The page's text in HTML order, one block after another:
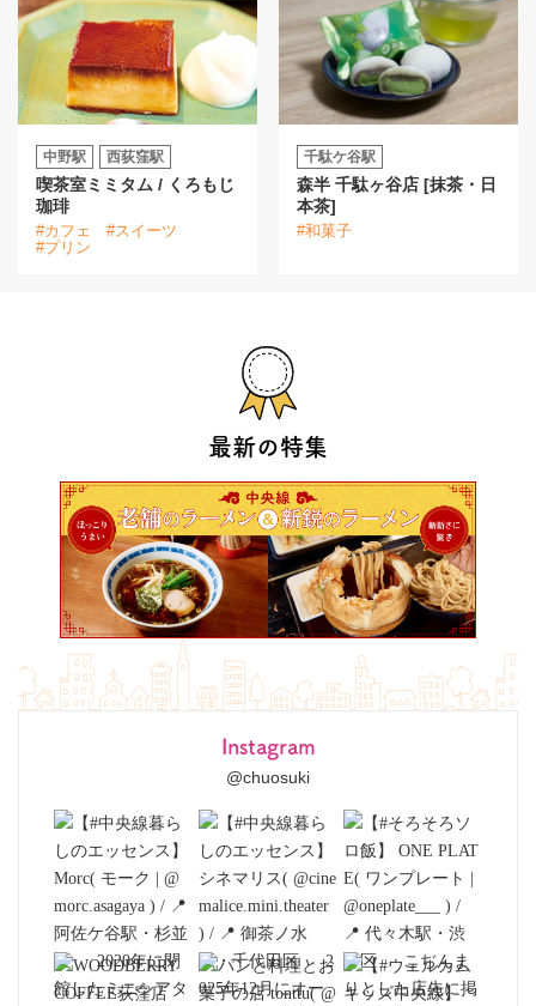
最新の特集
Instagram
@chuosuki
中野駅 西荻窪駅
喫茶室ミミタム / くろもじ
珈琲
#カフェ
#スイーツ
#プリン
千駄ケ谷駅
森半 千駄ヶ谷店 [抹茶・日
本茶]
#和菓子